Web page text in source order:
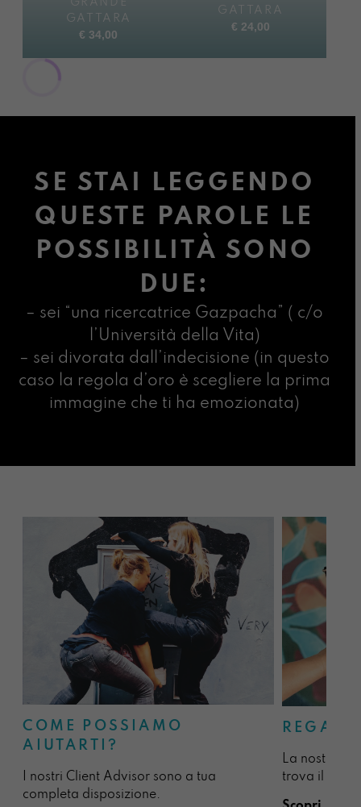
GRANDE
GATTARA
€ 34,00
GATTARA
€ 24,00
SE STAI LEGGENDO
QUESTE PAROLE LE
POSSIBILITÀ SONO
DUE:
– sei “una ricercatrice Gazpacha” ( c/o
l’Università della Vita)
– sei divorata dall’indecisione (in questo
caso la regola d’oro è scegliere la prima
immagine che ti ha emozionata)
COME POSSIAMO
AIUTARTI?
I nostri Client Advisor sono a tua
completa disposizione.
La nostra
trova il